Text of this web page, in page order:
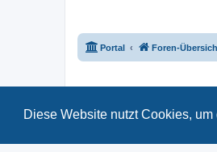
Diese Website nutzt Cookies,
Portal Foren-